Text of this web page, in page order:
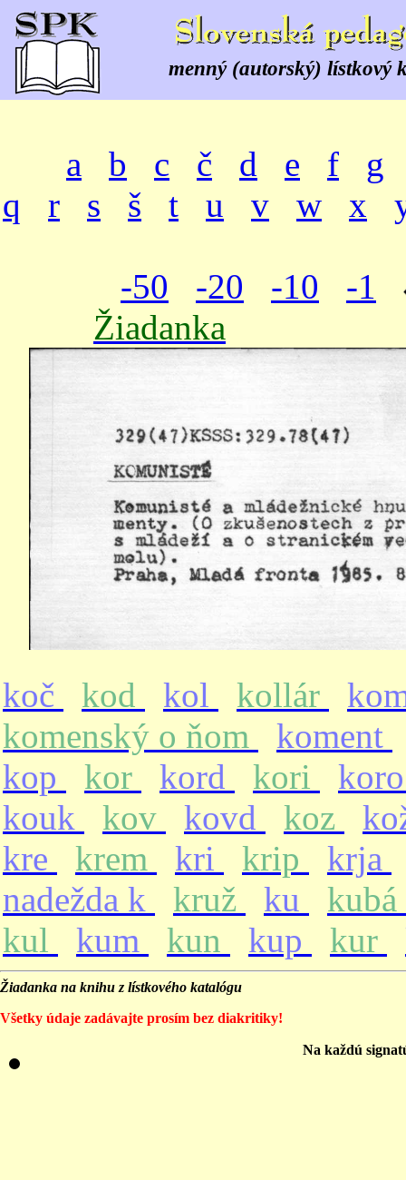
menný (autorský) lístkový
a b c č d e f
g
q
r s š t u v w x
-50 -20 -10
-1
Žiadanka
koč kod kol kollár
komenský o ňom
koment
kop
kor kord kori
kouk
kov kovd koz
kre
krem kri krip
krja
nadežda k
kruž ku
kubá
kul
kum kun kup kur
Žiadanka na knihu z lístkového katalógu
Všetky údaje zadávajte prosím bez diakritiky!
Na každú